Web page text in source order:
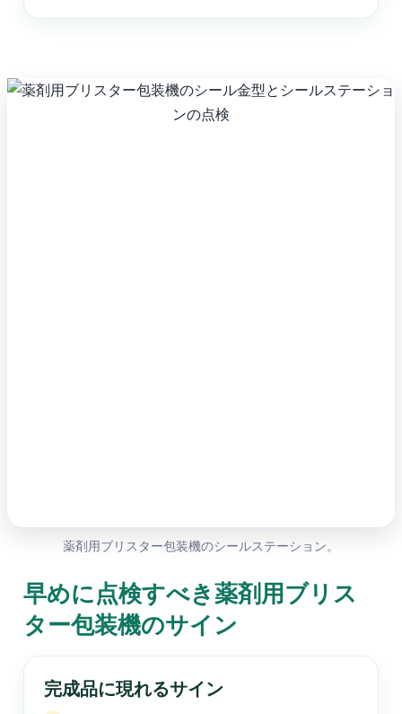
薬剤用ブリスター包装機のシールステーション。
早めに点検すべき薬剤用ブリス
ター包装機のサイン
完成品に現れるサイン